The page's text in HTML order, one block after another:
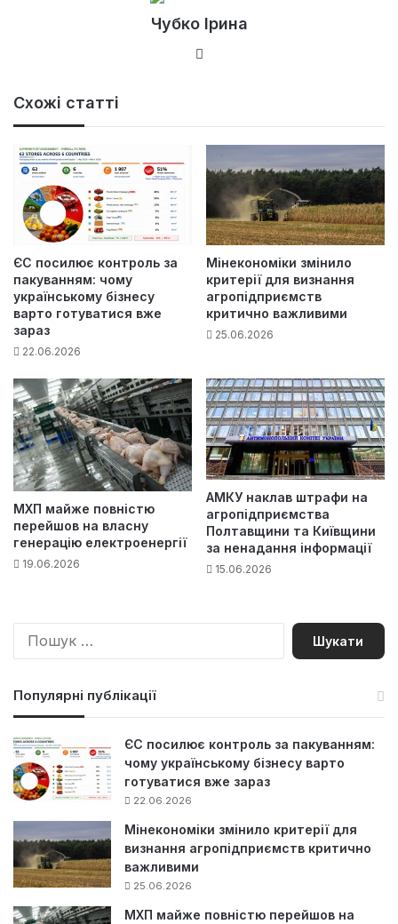
Чубко Ірина
Схожі статті
ЄС посилює контроль за
пакуванням: чому
українському бізнесу
варто готуватися вже
зараз
22.06.2026
Мінекономіки змінило
критерії для визнання
агропідприємств
критично важливими
25.06.2026
МХП майже повністю
перейшов на власну
генерацію електроенергії
19.06.2026
АМКУ наклав штрафи на
агропідприємства
Полтавщини та Київщини
за ненадання інформації
15.06.2026
П
Популярні публікації
ЄС посилює контроль за пакуванням:
чому українському бізнесу варто
готуватися вже зараз
22.06.2026
Мінекономіки змінило критерії для
визнання агропідприємств критично
важливими
25.06.2026
МХП майже повністю перейшов на